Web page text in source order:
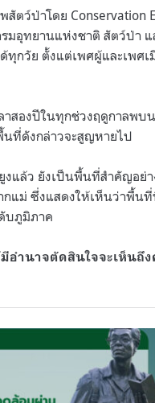
สัตว์ป่าโดย Conservation
มอุทยานแห่งชาติ สัตว์ป่า
ทุกวัย ตั้งแต่เพศผู้และเพศ
าสองปีในทุกช่วงฤดูกาลพ
นที่ดังกล่าวจะสูญหายไป
แล้ว ยังเป็นพื้นที่สำคัญอย่
กแม่ ซึ่งแสดงให้เห็นว่าพื้น
บภูมิภาค
อำนาจตัดสินใจจะเห็น